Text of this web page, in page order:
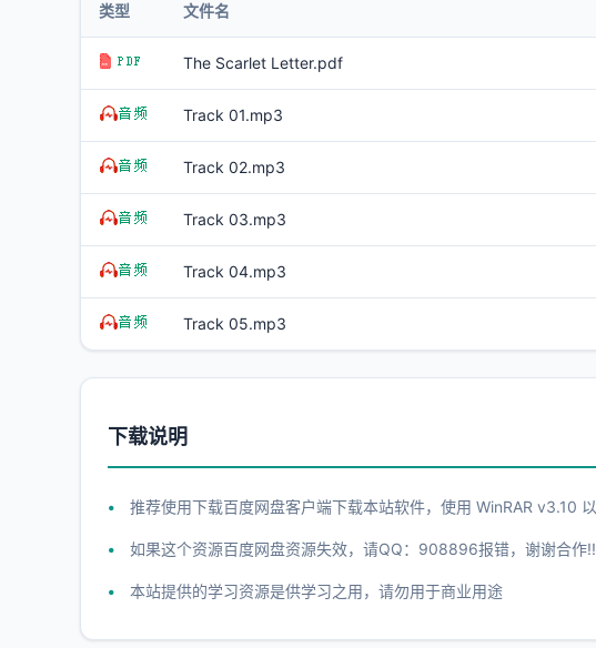
类型 文件名
The Scarlet Letter.pdf
Track 01.mp3
Track 02.mp3
Track 03.mp3
Track 04.mp3
Track 05.mp3
下载说明
推荐使用下载百度网盘客户端下载本站软件，使用 WinRAR v3.10
如果这个资源百度网盘资源失效，请QQ：908896报错，谢谢合作!!
本站提供的学习资源是供学习之用，请勿用于商业用途